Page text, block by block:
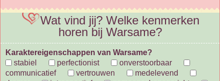
Wat vind jij? Welke kenmerken
horen bij Warsame?
Karaktereigenschappen van Warsame?
stabiel
perfectionist
onverstoorbaar
communicatief
vertrouwen
medelevend